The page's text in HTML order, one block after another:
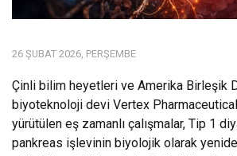
26 ŞUBAT 2026, PERŞEMBE
Çinli bilim heyetleri ve Amerika Birleşik
biyoteknoloji devi Vertex
yürütülen eş zamanlı çalışmalar, Tip 1
pankreas işlevinin biyolojik olarak